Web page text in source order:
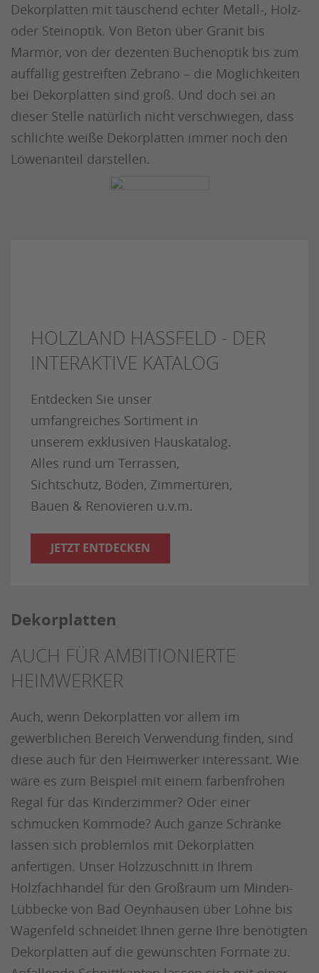
Dekorplatten mit täuschend echter Metall-, Holz-
oder Steinoptik. Von Beton über Granit bis
Marmor, von der dezenten Buchenoptik bis zum
auffällig gestreiften Zebrano – die Möglichkeiten
bei Dekorplatten sind groß. Und doch sei an
dieser Stelle natürlich nicht verschwiegen, dass
schlichte weiße Dekorplatten immer noch den
Löwenanteil darstellen.
HOLZLAND HASSFELD - DER
INTERAKTIVE KATALOG
Entdecken Sie unser
umfangreiches Sortiment in
unserem exklusiven Hauskatalog.
Alles rund um Terrassen,
Sichtschutz, Böden, Zimmertüren,
Bauen & Renovieren u.v.m.
JETZT ENTDECKEN
Dekorplatten
AUCH FÜR AMBITIONIERTE
HEIMWERKER
Auch, wenn Dekorplatten vor allem im
gewerblichen Bereich Verwendung finden, sind
diese auch für den Heimwerker interessant. Wie
wäre es zum Beispiel mit einem farbenfrohen
Regal für das Kinderzimmer? Oder einer
schmucken Kommode? Auch ganze Schränke
lassen sich problemlos mit Dekorplatten
anfertigen. Unser Holzzuschnitt in Ihrem
Holzfachhandel für den Großraum um Minden-
Lübbecke von Bad Oeynhausen über Löhne bis
Wagenfeld schneidet Ihnen gerne Ihre benötigten
Dekorplatten auf die gewünschten Formate zu.